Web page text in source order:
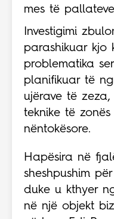
mes të
Investigimi
parashikuar kjo
problematika
planifikuar të
ujërave të
teknike të
nëntokësore.
Hapësira në
sheshpushim
duke u kthyer
në një objekt